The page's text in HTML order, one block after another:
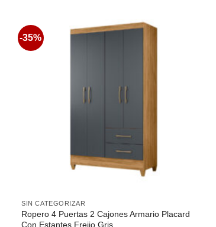
-35%
SIN CATEGORIZAR
Ropero 4 Puertas 2 Cajones Armario Placard
Con Estantes Freijo Gris